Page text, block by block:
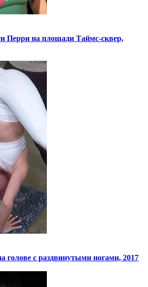
Перри на площади Таймс-сквер,
голове с раздвинутыми ногами, 2017